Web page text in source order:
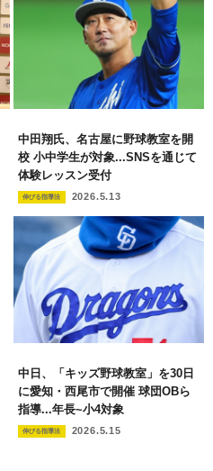
中田翔氏、名古屋に野球教室を開
校 小中学生が対象...SNSを通じて
体験レッスン受付
伸びる指導法 2026.5.13
中日、「キッズ野球教室」を30日
に愛知・西尾市で開催 球団OBら
指導...年長~小4対象
伸びる指導法 2026.5.15